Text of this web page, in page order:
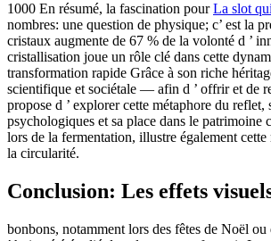
1000 En résumé, la fascination pourLa slot
nombres: une question de physique; c’ est la
cristaux augmente de 67 % de la volonté d ’
cristallisation joue un rôle clé dans cette
transformation rapide Grâce à son riche
scientifique et sociétale — afin d ’ offrir et de
propose d ’ explorer cette métaphore du reflet,
psychologiques et sa place dans le patrimoine
lors de la fermentation, illustre également cette
la circularité.
Conclusion: Les effets
bonbons, notamment lors des fêtes de Noël